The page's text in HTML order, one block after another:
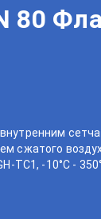
80
сжатого
TC1, -10°C -